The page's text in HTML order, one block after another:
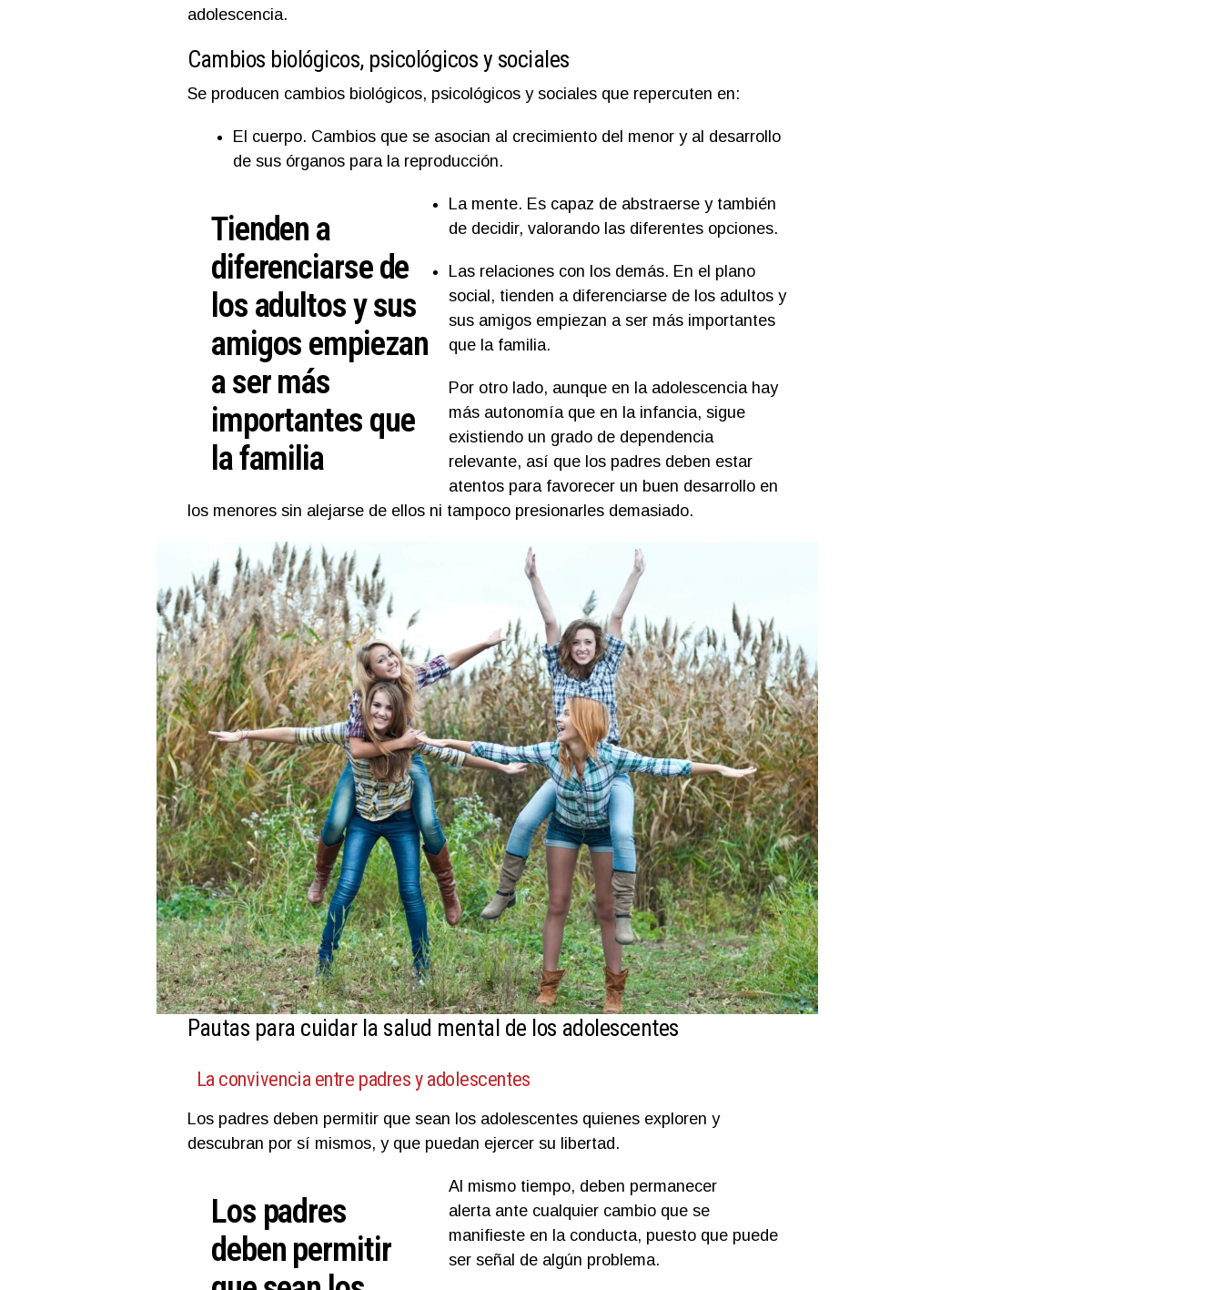
adolescencia.
Cambios biológicos, psicológicos y sociales
Se producen cambios biológicos, psicológicos y sociales que repercuten en:
El cuerpo. Cambios que se asocian al crecimiento del menor y al desarrollo
de sus órganos para la reproducción.
Tienden a
diferenciarse de
los adultos y sus
amigos empiezan
a ser más
importantes que
la familia
La mente. Es capaz de abstraerse y también
de decidir, valorando las diferentes opciones.
Las relaciones con los demás. En el plano
social, tienden a diferenciarse de los adultos y
sus amigos empiezan a ser más importantes
que la familia.
Por otro lado, aunque en la adolescencia hay
más autonomía que en la infancia, sigue
existiendo un grado de dependencia
relevante, así que los padres deben estar
atentos para favorecer un buen desarrollo en
los menores sin alejarse de ellos ni tampoco presionarles demasiado.
Pautas para cuidar la salud mental de los adolescentes
La convivencia entre padres y adolescentes
Los padres deben permitir que sean los adolescentes quienes exploren y
descubran por sí mismos, y que puedan ejercer su libertad.
Los padres
deben permitir
Al mismo tiempo, deben permanecer
alerta ante cualquier cambio que se
manifieste en la conducta, puesto que puede
ser señal de algún problema.